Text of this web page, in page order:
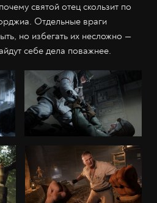
святой отец скользит по
Отдельные враги
но избегать их несложно —
себе дела поважнее.